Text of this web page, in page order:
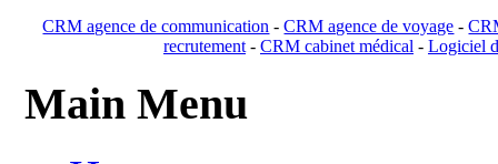
CRM agence de communication -CRM agence de voyage -
recrutement- CRM cabinet médical- Logiciel
Main Menu